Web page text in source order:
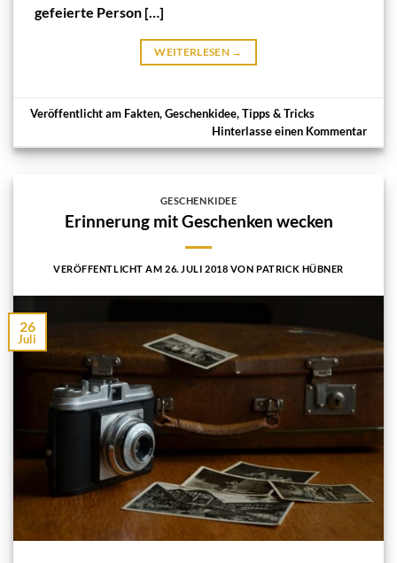
gefeierte Person […]
WEITERLESEN →
Veröffentlicht am Fakten,Geschenkidee,Tipps & Tricks
Hinterlasse einen Kommentar
GESCHENKIDEE
Erinnerung mit Geschenken wecken
VERÖFFENTLICHT AM26. JULI 2018 VONPATRICK HÜBNER
26
Juli